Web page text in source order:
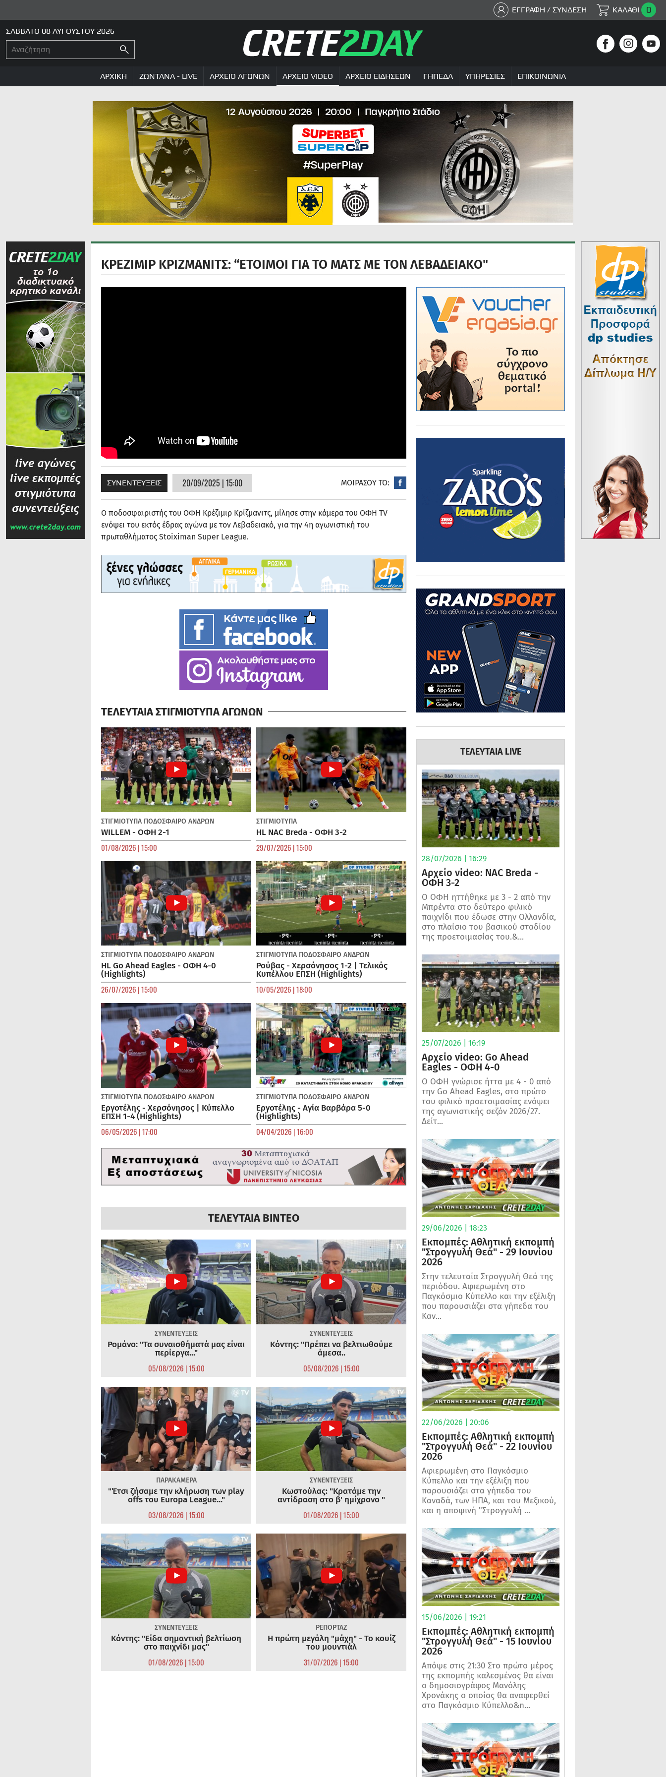
ΕΓΓΡΑΦΗ / ΣΥΝΔΕΣΗ ΚΑΛΑΘΙ 0
ΣΑΒΒΑΤΟ 08 ΑΥΓΟΥΣΤΟΥ 2026
ΑΡΧΙΚΗ ΖΩΝΤΑΝΑ - LIVE ΑΡΧΕΙΟ ΑΓΩΝΩΝ ΑΡΧΕΙΟ VIDEO ΑΡΧΕΙΟ ΕΙΔΗΣΕΩΝ ΓΗΠΕΔΑ ΥΠΗΡΕΣΙΕΣ ΕΠΙΚΟΙΝΩΝΙΑ
ΚΡΕΖΙΜΙΡ ΚΡΙΖΜΑΝΙΤΣ: “ΕΤΟΙΜΟΙ ΓΙΑ ΤΟ ΜΑΤΣ ΜΕ ΤΟΝ ΛΕΒΑΔΕΙΑΚΟ"
ΣΥΝΕΝΤΕΥΞΕΙΣ 20/09/2025 | 15:00 ΜΟΙΡΑΣΟΥ ΤΟ:
Ο ποδοσφαιριστής του ΟΦΗ Κρέζιμιρ Κρίζμανιτς, μίλησε στην κάμερα του ΟΦΗ TV
ενόψει του εκτός έδρας αγώνα με τον Λεβαδειακό, για την 4η αγωνιστική του
πρωταθλήματος Stoiximan Super League.
ΤΕΛΕΥΤΑΙΑ ΣΤΙΓΜΙΟΤΥΠΑ ΑΓΩΝΩΝ
ΣΤΙΓΜΙΟΤΥΠΑ ΠΟΔΌΣΦΑΙΡΟ ΑΝΔΡΏΝ
WILLEM - ΟΦΗ 2-1
01/08/2026 | 15:00
ΣΤΙΓΜΙΟΤΥΠΑ
HL NAC Breda - ΟΦΗ 3-2
29/07/2026 | 15:00
ΣΤΙΓΜΙΟΤΥΠΑ ΠΟΔΌΣΦΑΙΡΟ ΑΝΔΡΏΝ
HL Go Ahead Eagles - ΟΦΗ 4-0
(Highlights)
26/07/2026 | 15:00
ΣΤΙΓΜΙΟΤΥΠΑ ΠΟΔΌΣΦΑΙΡΟ ΑΝΔΡΏΝ
Ρούβας - Χερσόνησος 1-2 | Τελικός
Κυπέλλου ΕΠΣΗ (Highlights)
10/05/2026 | 18:00
ΣΤΙΓΜΙΟΤΥΠΑ ΠΟΔΌΣΦΑΙΡΟ ΑΝΔΡΏΝ
Εργοτέλης - Χερσόνησος | Κύπελλο
ΕΠΣΗ 1-4 (Highlights)
06/05/2026 | 17:00
ΣΤΙΓΜΙΟΤΥΠΑ ΠΟΔΌΣΦΑΙΡΟ ΑΝΔΡΏΝ
Εργοτέλης - Αγία Βαρβάρα 5-0
(Highlights)
04/04/2026 | 16:00
ΤΕΛΕΥΤΑΙΑ ΒΙΝΤΕΟ
ΣΥΝΕΝΤΕΥΞΕΙΣ
Ρομάνο: "Τα συναισθήματά μας είναι
περίεργα..."
05/08/2026 | 15:00
ΣΥΝΕΝΤΕΥΞΕΙΣ
Κόντης: "Πρέπει να βελτιωθούμε
άμεσα..
05/08/2026 | 15:00
ΠΑΡΑΚΑΜΕΡΑ
"Έτσι ζήσαμε την κλήρωση των play
offs του Europa League..."
03/08/2026 | 15:00
ΣΥΝΕΝΤΕΥΞΕΙΣ
Κωστούλας: "Κρατάμε την
αντίδραση στο β' ημίχρονο "
01/08/2026 | 15:00
ΣΥΝΕΝΤΕΥΞΕΙΣ
Κόντης: "Είδα σημαντική βελτίωση
στο παιχνίδι μας"
01/08/2026 | 15:00
ΡΕΠΟΡΤΑΖ
Η πρώτη μεγάλη "μάχη" - Το κουίζ
του μουντιάλ
31/07/2026 | 15:00
ΤΕΛΕΥΤΑΙΑ LIVE
28/07/2026 | 16:29
Αρχείο video: NAC Breda -
ΟΦΗ 3-2
Ο ΟΦΗ ηττήθηκε με 3 - 2 από την
Μπρέντα στο δεύτερο φιλικό
παιχνίδι που έδωσε στην Ολλανδία,
στο πλαίσιο του βασικού σταδίου
της προετοιμασίας του.&...
25/07/2026 | 16:19
Αρχείο video: Go Ahead
Eagles - ΟΦΗ 4-0
Ο ΟΦΗ γνώρισε ήττα με 4 - 0 από
την Go Ahead Eagles, στο πρώτο
του φιλικό προετοιμασίας ενόψει
της αγωνιστικής σεζόν 2026/27.
Δείτ...
29/06/2026 | 18:23
Εκπομπές: Αθλητική εκπομπή
"Στρογγυλή Θεά" - 29 Ιουνίου
2026
Στην τελευταία Στρογγυλή Θεά της
περιόδου. Αφιερωμένη στο
Παγκόσμιο Κύπελλο και την εξέλιξη
που παρουσιάζει στα γήπεδα του
Καν...
22/06/2026 | 20:06
Εκπομπές: Αθλητική εκπομπή
"Στρογγυλή Θεά" - 22 Ιουνίου
2026
Αφιερωμένη στο Παγκόσμιο
Κύπελλο και την εξέλιξη που
παρουσιάζει στα γήπεδα του
Καναδά, των ΗΠΑ, και του Μεξικού,
και η αποψινή "Στρογγυλή ...
15/06/2026 | 19:21
Εκπομπές: Αθλητική εκπομπή
"Στρογγυλή Θεά" - 15 Ιουνίου
2026
Απόψε στις 21:30 Στο πρώτο μέρος
της εκπομπής καλεσμένος θα είναι
ο δημοσιογράφος Μανόλης
Χρονάκης ο οποίος θα αναφερθεί
στο Παγκόσμιο Κύπελλο&n...